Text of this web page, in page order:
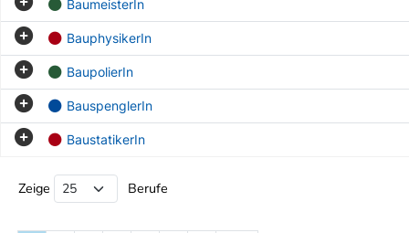
BaumeisterIn
BauphysikerIn
BaupolierIn
BauspenglerIn
BaustatikerIn
Zeige Berufe